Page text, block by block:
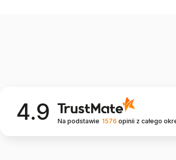
4.9 Na podstawie 1576 opinii z całego